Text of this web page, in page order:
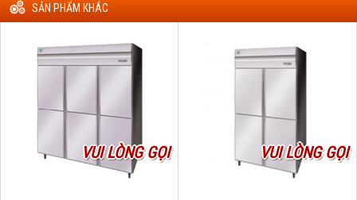
SẢN PHẨM KHÁC
VUI LÒNG GỌI VUI LÒNG GỌI